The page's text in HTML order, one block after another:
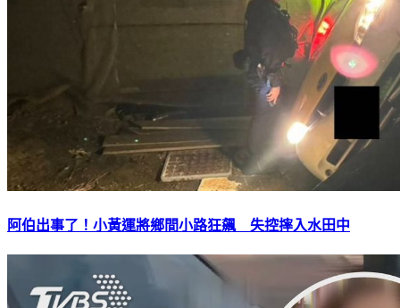
阿伯出事了！小黃運將鄉間小路狂飆 失控摔入水田中